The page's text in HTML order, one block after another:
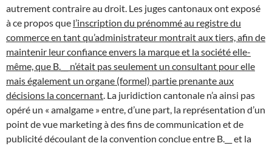
autrement contraire au droit. Les juges cantonaux ont exposé
à ce propos que l’inscription du prénommé au registre du
commerce en tant qu’administrateur montrait aux tiers, afin de
maintenir leur confiance envers la marque et la société elle-
même, que B.__ n’était pas seulement un consultant pour elle
mais également un organe (formel) partie prenante aux
décisions la concernant . La juridiction cantonale n’a ainsi pas
opéré un « amalgame » entre, d’une part, la représentation d’un
point de vue marketing à des fins de communication et de
publicité découlant de la convention conclue entre B.__ et la